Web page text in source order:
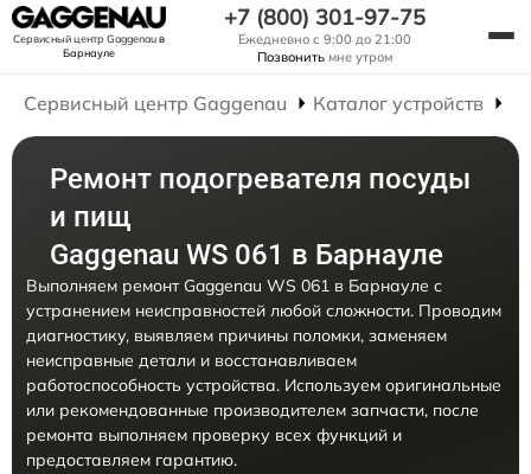
Сервисный центр Gaggenauв
Барнауле
+7 (800) 301-97-75
Ежедневно с 9:00 до 21:00
Позвонить мне утром
Сервисный центр Gaggenau Каталог устройств
Ремонт подогревателя посуды
и пищ
Gaggenau WS 061 в Барнауле
Выполняем ремонт Gaggenau WS 061 в Барнауле с
устранением неисправностей любой сложности. Проводим
диагностику, выявляем причины поломки, заменяем
неисправные детали и восстанавливаем
работоспособность устройства. Используем оригинальные
или рекомендованные производителем запчасти, после
ремонта выполняем проверку всех функций и
предоставляем гарантию.